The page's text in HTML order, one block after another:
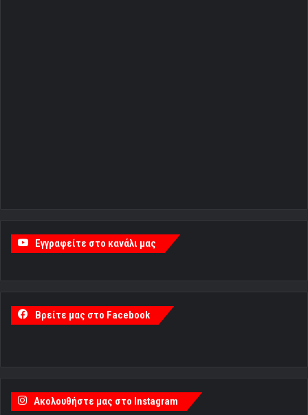
Εγγραφείτε στο κανάλι μας
Βρείτε μας στο Facebook
Ακολουθήστε μας στο Instagram